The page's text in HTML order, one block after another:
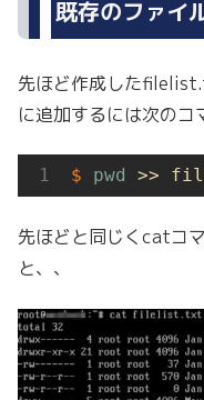
既存のファイ
先ほど作成した
に追加するには次のコ
$ pwd >>
先ほどと同じくcatコ
と、、